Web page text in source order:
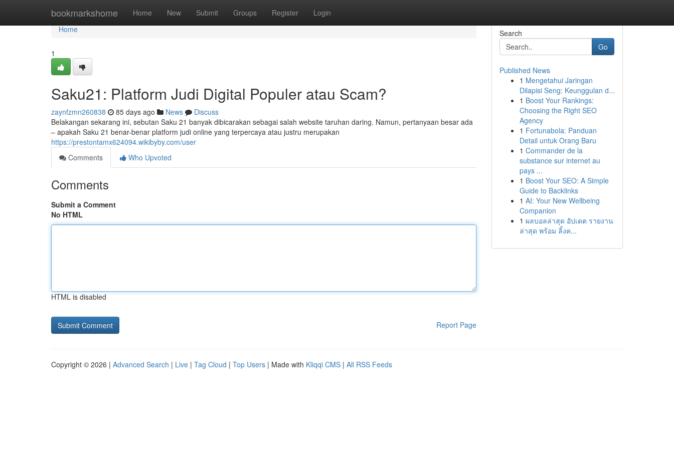
bookmarkshome Home New Submit Groups Register Login
Home
Home
1
Saku21: Platform Judi Digital Populer atau Scam?
zaynfzmn260838 85 days ago News
Discuss
Belakangan sekarang ini, sebutan Saku 21 banyak dibicarakan sebagai salah website taruhan daring. Namun, pertanyaan besar ada
– apakah Saku 21 benar-benar platform judi online yang terpercaya atau justru merupakan
https://prestontamx624094.wikibyby.com/user
Comments
Who Upvoted
Comments
Submit a Comment
No HTML
HTML is disabled
Report Page
Search
Go
Published News
1 Mengetahui Jaringan
Dilapisi Seng: Keunggulan d...
1 Boost Your Rankings:
Choosing the Right SEO
Agency
1 Fortunabola: Panduan
Detail untuk Orang Baru
1 Commander de la
substance sur internet au
pays ...
1 Boost Your SEO: A Simple
Guide to Backlinks
1 AI: Your New Wellbeing
Companion
1 ผลบอลล่าสุด อัปเดต รายงาน
ล่าสุด พร้อม ลิ้งค...
Copyright © 2026 | Advanced Search | Live | Tag Cloud | Top Users | Made with Kliqqi CMS | All RSS Feeds